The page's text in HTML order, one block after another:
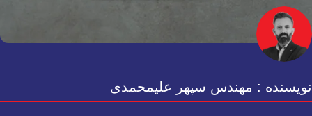
نویسنده : مهندس سپهر علیمحمدی